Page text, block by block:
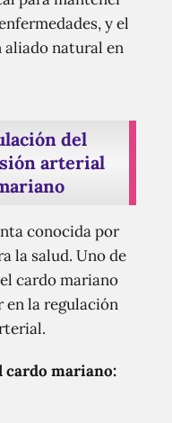
y el
aliado natural en
del
arterial
conocida por
la salud. Uno de
cardo mariano
en la regulación
cardo mariano: